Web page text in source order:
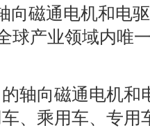
向磁通电机和电
球产业领域内唯
向磁通电机和
、乘用车、专用